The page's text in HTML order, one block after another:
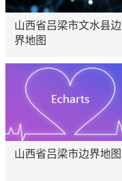
山西省吕梁市文水县边
界地图
山西省吕梁市边界地图